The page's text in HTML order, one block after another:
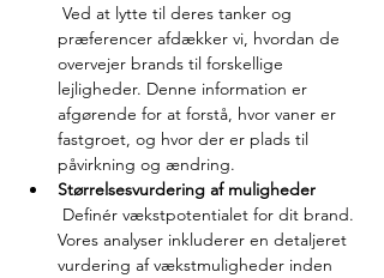
præferencer afdækker vi, hvordan de
overvejer brands til forskellige
lejligheder. Denne information er
afgørende for at forstå, hvor vaner er
fastgroet, og hvor der er plads til
påvirkning og ændring.
Størrelsesvurdering af muligheder
Vores analyser inkluderer en detaljeret
vurdering af vækstmuligheder inden